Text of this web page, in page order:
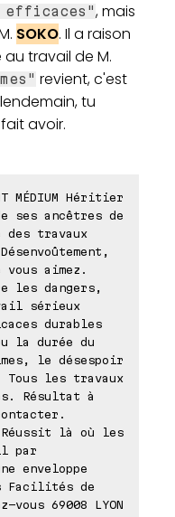
, mais
SOKO. Il a raison
au travail de M.
revient, c'est
tu
avoir.
MÉDIUM Héritier
ses ancêtres de
travaux
vous aimez.
les dangers,
sérieux
durables
la durée du
le désespoir
Tous les travaux
Résultat à
Réussit là où les
par
enveloppe
Facilités de
69008 LYON